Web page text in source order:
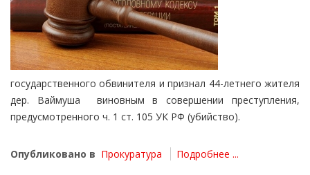
государственного обвинителя и признал 44-летнего жителя
дер. Ваймуша виновным в совершении преступления,
предусмотренного ч. 1 ст. 105 УК РФ (убийство).
Опубликовано в Прокуратура Подробнее ...